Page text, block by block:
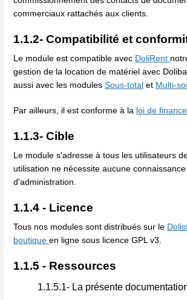
commerciaux rattachés aux clients.
1.1.2- Compatibilité et
Le module est compatible avec DoliRent
gestion de la location de matériel avec
aussi avec les modules Sous-total et Multi-
Par ailleurs, il est conforme à la loi de
1.1.3- Cible
Le module s'adresse à tous les utilisateurs
utilisation ne nécessite aucune
d'administration.
1.1.4 - Licence
Tous nos modules sont distribués sur le
boutique en ligne sous licence GPL v3.
1.1.5 - Ressources
1.1.5.1- La présente